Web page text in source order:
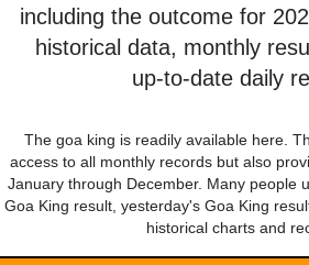
including the outcome for
historical data, monthly
up-to-date daily
The goa king is readily available here.
access to all monthly records but also
January through December. Many people
Goa King result, yesterday's Goa King
historical charts and